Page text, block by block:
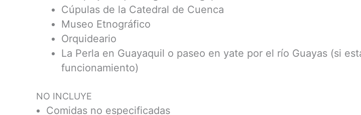
Cúpulas de la Catedral de Cuenca
Museo Etnográfico
Orquideario
La Perla en Guayaquil o paseo en yate por el río Guayas (si
funcionamiento)
NO INCLUYE
Comidas no especificadas